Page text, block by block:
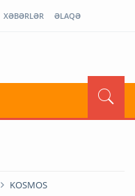
XƏBƏRLƏR ƏLAQƏ
KOSMOS